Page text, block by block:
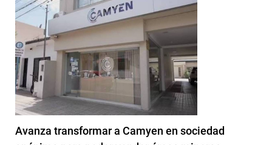
Avanza transformar a Camyen en sociedad